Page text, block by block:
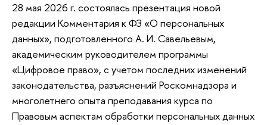
28 мая 2026 г. состоялась презентация новой
редакции Комментария к ФЗ «О персональных
данных», подготовленного А. И. Савельевым,
академическим руководителем программы
«Цифровое право», с учетом последних изменений
законодательства, разъяснений Роскомнадзора и
многолетнего опыта преподавания курса по
Правовым аспектам обработки персональных данных